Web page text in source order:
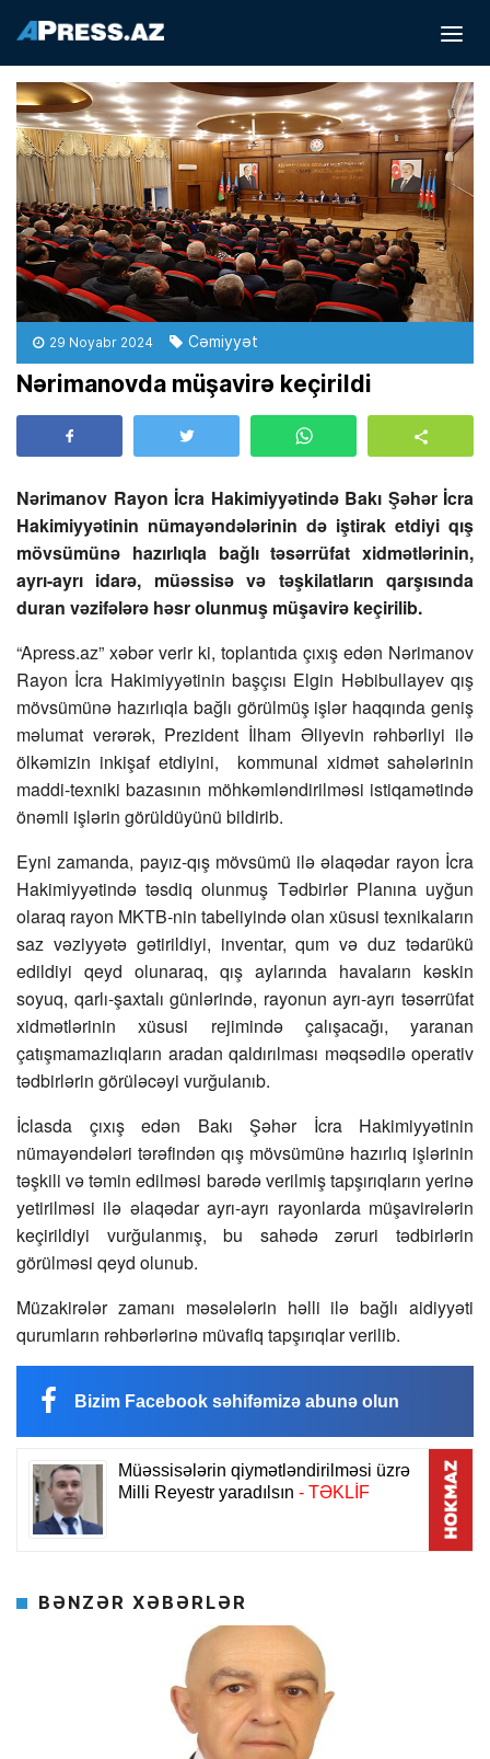
29 Noyabr 2024 Cəmiyyət
Nərimanovda müşavirə keçirildi
Nərimanov Rayon İcra Hakimiyyətində Bakı Şəhər İcra
Hakimiyyətinin nümayəndələrinin də iştirak etdiyi qış
mövsümünə hazırlıqla bağlı təsərrüfat xidmətlərinin,
ayrı-ayrı idarə, müəssisə və təşkilatların qarşısında
duran vəzifələrə həsr olunmuş müşavirə keçirilib.
“Apress.az” xəbər verir ki, toplantıda çıxış edən Nərimanov
Rayon İcra Hakimiyyətinin başçısı Elgin Həbibullayev qış
mövsümünə hazırlıqla bağlı görülmüş işlər haqqında geniş
məlumat verərək, Prezident İlham Əliyevin rəhbərliyi ilə
ölkəmizin inkişaf etdiyini, kommunal xidmət sahələrinin
maddi-texniki bazasının möhkəmləndirilməsi istiqamətində
önəmli işlərin görüldüyünü bildirib.
Eyni zamanda, payız-qış mövsümü ilə əlaqədar rayon İcra
Hakimiyyətində təsdiq olunmuş Tədbirlər Planına uyğun
olaraq rayon MKTB-nin tabeliyində olan xüsusi texnikaların
saz vəziyyətə gətirildiyi, inventar, qum və duz tədarükü
edildiyi qeyd olunaraq, qış aylarında havaların kəskin
soyuq, qarlı-şaxtalı günlərində, rayonun ayrı-ayrı təsərrüfat
xidmətlərinin xüsusi rejimində çalışacağı, yaranan
çatışmamazlıqların aradan qaldırılması məqsədilə operativ
tədbirlərin görüləcəyi vurğulanıb.
İclasda çıxış edən Bakı Şəhər İcra Hakimiyyətinin
nümayəndələri tərəfindən qış mövsümünə hazırlıq işlərinin
təşkili və təmin edilməsi barədə verilmiş tapşırıqların yerinə
yetirilməsi ilə əlaqədar ayrı-ayrı rayonlarda müşavirələrin
keçirildiyi vurğulanmış, bu sahədə zəruri tədbirlərin
görülməsi qeyd olunub.
Müzakirələr zamanı məsələlərin həlli ilə bağlı aidiyyəti
qurumların rəhbərlərinə müvafiq tapşırıqlar verilib.
Bizim Facebook səhifəmizə abunə olun
BƏNZƏR XƏBƏRLƏR